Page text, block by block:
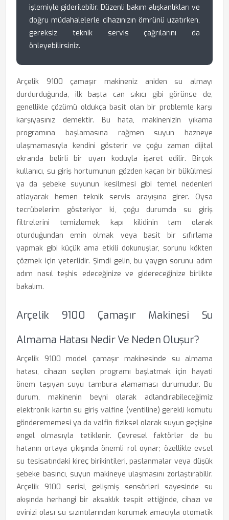
işlemiyle giderilebilir. Düzenli bakım alışkanlıkları ve
doğru müdahalelerle cihazınızın ömrünü uzatırken,
gereksiz teknik servis çağrılarını da
önleyebilirsiniz.
Arçelik 9100 çamaşır makineniz aniden su almayı
durdurduğunda, ilk başta can sıkıcı gibi görünse de,
genellikle çözümü oldukça basit olan bir problemle karşı
karşıyasınız demektir. Bu hata, makinenizin yıkama
programına başlamasına rağmen suyun hazneye
ulaşmamasıyla kendini gösterir ve çoğu zaman dijital
ekranda belirli bir uyarı koduyla işaret edilir. Birçok
kullanıcı, su giriş hortumunun gözden kaçan bir bükülmesi
ya da şebeke suyunun kesilmesi gibi temel nedenleri
atlayarak hemen teknik servis arayışına girer. Oysa
tecrübelerim gösteriyor ki, çoğu durumda su giriş
filtrelerini temizlemek, kapı kilidinin tam olarak
oturduğundan emin olmak veya basit bir sıfırlama
yapmak gibi küçük ama etkili dokunuşlar, sorunu kökten
çözmek için yeterlidir. Şimdi gelin, bu yaygın sorunu adım
adım nasıl teşhis edeceğinize ve gidereceğinize birlikte
bakalım.
Arçelik 9100 Çamaşır Makinesi Su
Almama Hatası Nedir Ve Neden Oluşur?
Arçelik 9100 model çamaşır makinesinde su almama
hatası, cihazın seçilen programı başlatmak için hayati
önem taşıyan suyu tambura alamaması durumudur. Bu
durum, makinenin beyni olarak adlandırabileceğimiz
elektronik kartın su giriş valfine (ventiline) gerekli komutu
gönderememesi ya da valfin fiziksel olarak suyun geçişine
engel olmasıyla tetiklenir. Çevresel faktörler de bu
hatanın ortaya çıkışında önemli rol oynar; özellikle evsel
su tesisatındaki kireç birikintileri, paslanmalar veya düşük
şebeke basıncı, suyun makineye ulaşmasını zorlaştırabilir.
Arçelik 9100 serisi, gelişmiş sensörleri sayesinde su
akışında herhangi bir aksaklık tespit ettiğinde, cihazı ve
evinizi olası su sızıntılarından korumak amacıyla otomatik